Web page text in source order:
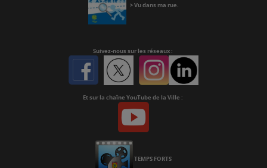
>Vu dans ma rue
Suivez-nous sur les réseaux :
Facebook
Twitter Instagram
Et sur la chaîne YouTube de la Ville :
Youtube
TEMPS FORTS